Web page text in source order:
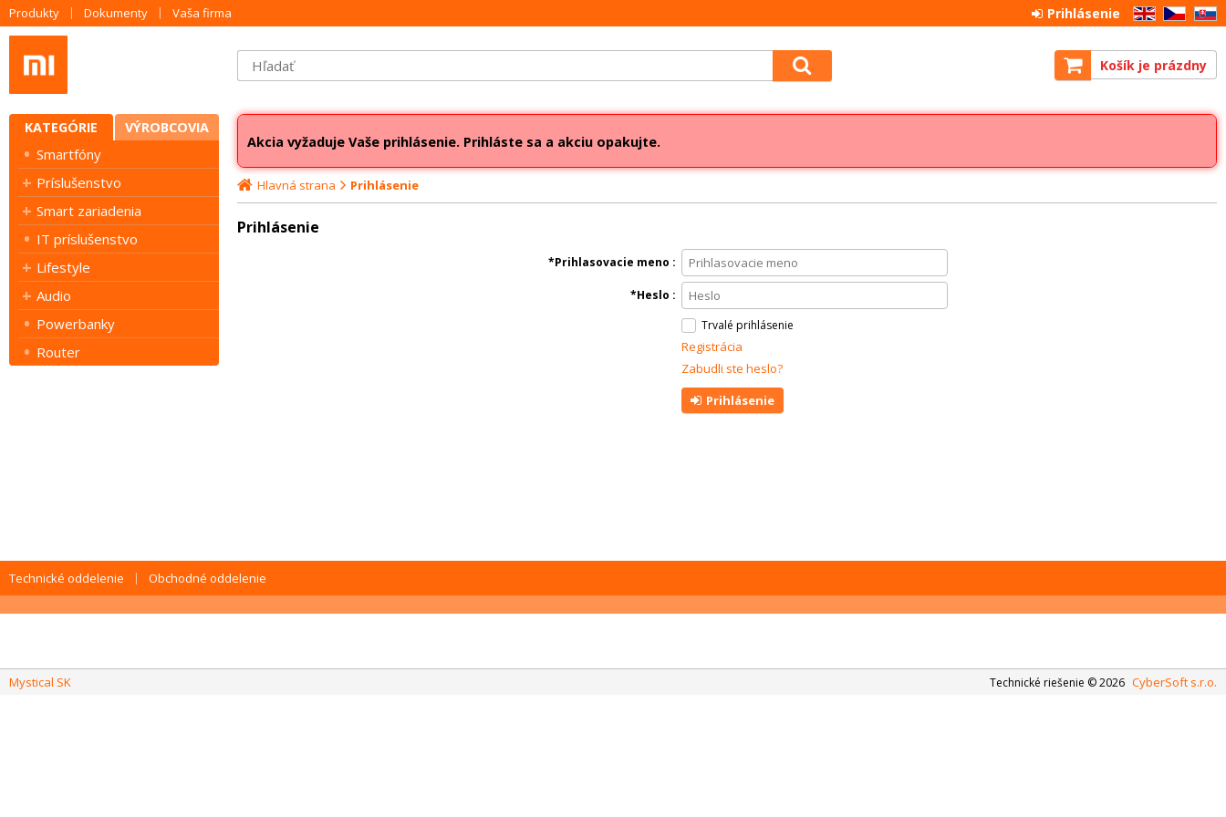
Produkty Dokumenty Vaša firma EN CZ SK
Prihlásenie
Košík je prázdny
KATEGÓRIE VÝROBCOVIA
Smartfóny
Príslušenstvo
Smart zariadenia
IT príslušenstvo
Lifestyle
Audio
Powerbanky
Router
Akcia vyžaduje Vaše prihlásenie. Prihláste sa a akciu opakujte.
Hlavná strana Prihlásenie
Prihlásenie
Prihlasovacie meno
Heslo
Trvalé prihlásenie
Registrácia
Zabudli ste heslo?
Prihlásenie
Technické oddelenie Obchodné oddelenie
Mystical SK Technické riešenie © 2026 CyberSoft s.r.o.